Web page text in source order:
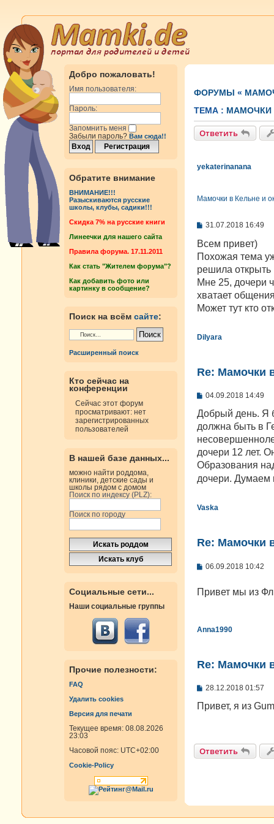
Добро пожаловать!
Имя пользователя:
Пароль:
Запомнить меня
Забыли пароль? Вам сюда!!
Обратите внимание
ВНИМАНИЕ!!!
Разыскиваются русские
школы, клубы, садики!!!
Cкидка 7% на русские книги
Линеечки для нашего сайта
Правила форума. 17.11.2011
Как стать "Жителем форума"?
Как добавить фото или
картинку в сообщение?
Поиск на всём сайте:
Расширенный поиск
Кто сейчас на
конференции
Сейчас этот форум
просматривают: нет
зарегистрированных
пользователей
В нашей базе данных...
можно найти роддома,
клиники, детские сады и
школы рядом с домом
Поиск по индексу (PLZ):
Поиск по городу
Социальные сети...
Наши социальные группы
Прочие полезности:
FAQ
Удалить cookies
Версия для печати
Текущее время: 08.08.2026
23:03
Часовой пояс: UTC+02:00
Cookie-Policy
ФОРУМЫ «
ТЕМА : МАМОЧКИ
Ответить
yekaterinanana
Мамочки в Кельне и
С
о
щ
е
и
е
31.07.2018 16:49
Всем привет)
Похожая тема
решила открыть
Мне 25, дочери
хватает
Может тут кто
Dilyara
Re: Мамочки
С
о
б
щ
е
и
е
04.09.2018 14:49
Добрый день. Я
должна быть в
дочери 12 лет.
Образования
дочери. Думаем
Vaska
Re: Мамочки
С
б
щ
е
06.09.2018 10:42
Привет мы из
Anna1990
Re: Мамочки
С
о
б
и
е
28.12.2018 01:57
Привет, я из
Ответить